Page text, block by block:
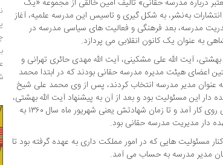
درباره مدرسه حقانی» تالیف امین خالقی از مجموعه «یک
انتشارات به‌نشر، به شکل گیری و تاسیس این مدرسه علمیه، آغاز
مدرسه، بعد فرهنگی و فعالیت های سیاسی مدرسه در
به عنوان یک کانون انقلابی می پردازد.
آیت الله علی مشکینی، آیت الله مهدی حائری تهرانی و
اعضای هیئت مدیره مدرسه حقانی بودند که در ابتدا محمد
عنوان مدیر مدرسه انتخاب کردند، پس از وی محمد علی شیخ
تا سال ۱۳۴۵ عهده دار این مسئولیت بود و بعد از آن به پیشنهاد آیت الله بهشتی،
آیت الله علی قدوسی روی کار آمد و تا زمان شهادتش یعنی شهریور ماه سال ۱۳۶۰ به
دار مدیریت مدرسه حقانی بود.
مسئولیت هایی که در امور مملکت داری به عهده گرفته بود تا
مدیر مدرسه به حساب می آمد.